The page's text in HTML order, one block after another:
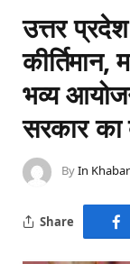
उत्तर
भव्य
सरकार
ByIn Khabar
Share